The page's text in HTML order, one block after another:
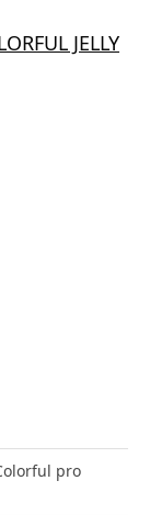
JELLY
pro